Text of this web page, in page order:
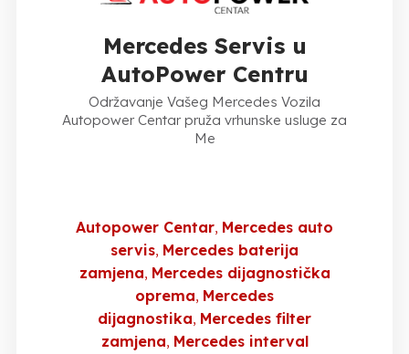
Mercedes Servis u
AutoPower Centru
Održavanje Vašeg Mercedes Vozila
Autopower Centar pruža vrhunske usluge za
Me
Autopower Centar Mercedes auto
servis Mercedes baterija
zamjena Mercedes dijagnostička
oprema Mercedes
dijagnostika Mercedes filter
zamjena Mercedes interval